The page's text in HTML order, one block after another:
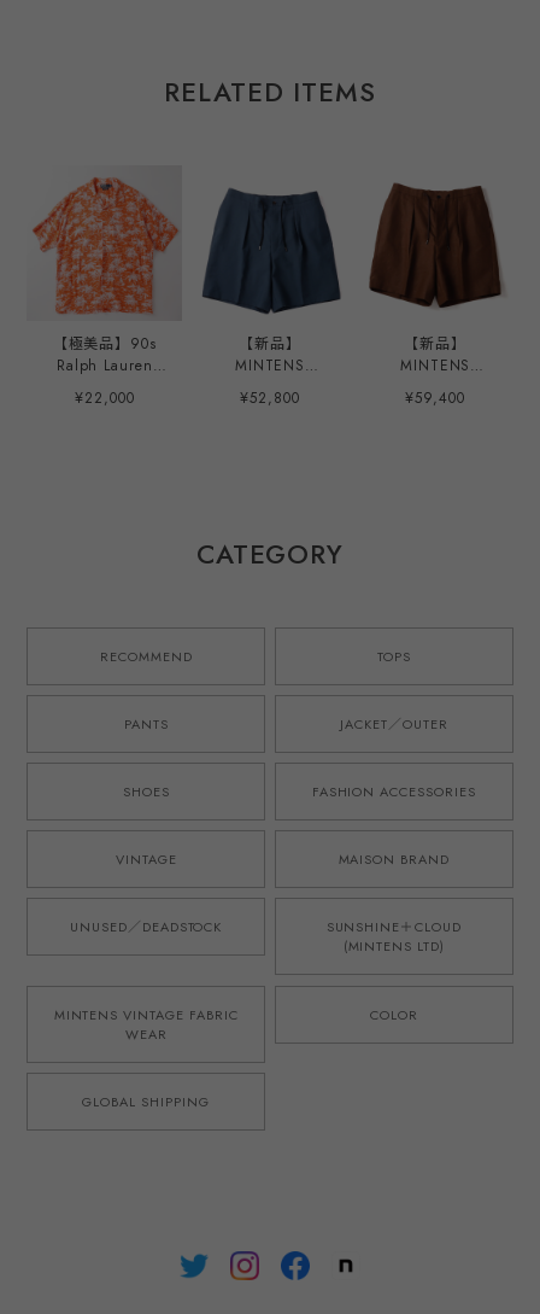
RELATED ITEMS
【極美品】90s
Ralph Lauren
special rayon
open collar shirt
XL オレンジ/黒 サ
マーシャツ 夏服
¥22,000
【新品】
MINTENS
Vintage made in
ENGLAND Fabric
ストック生地を使
ブルー 日本製 ゴ
ブランド M-52モ
W34~36
¥52,800
【新品】
MINTENS
SPENCE BRYSON
Irish Linen made
を使用したタック
ショーツ ハーフパ
本製 ゴムウエスト
オリジナルブラン
ド M-52モデル 実
寸W34~36
¥59,400
CATEGORY
RECOMMEND TOPS
PANTS JACKET／OUTER
SHOES FASHION ACCESSORIES
VINTAGE MAISON BRAND
UNUSED／DEADSTOCK
SUNSHINE＋CLOUD
(MINTENS LTD)
MINTENS VINTAGE FABRIC
WEAR
COLOR
GLOBAL SHIPPING